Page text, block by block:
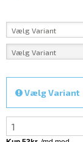
Vælg Variant
Vælg Variant
Vælg Variant